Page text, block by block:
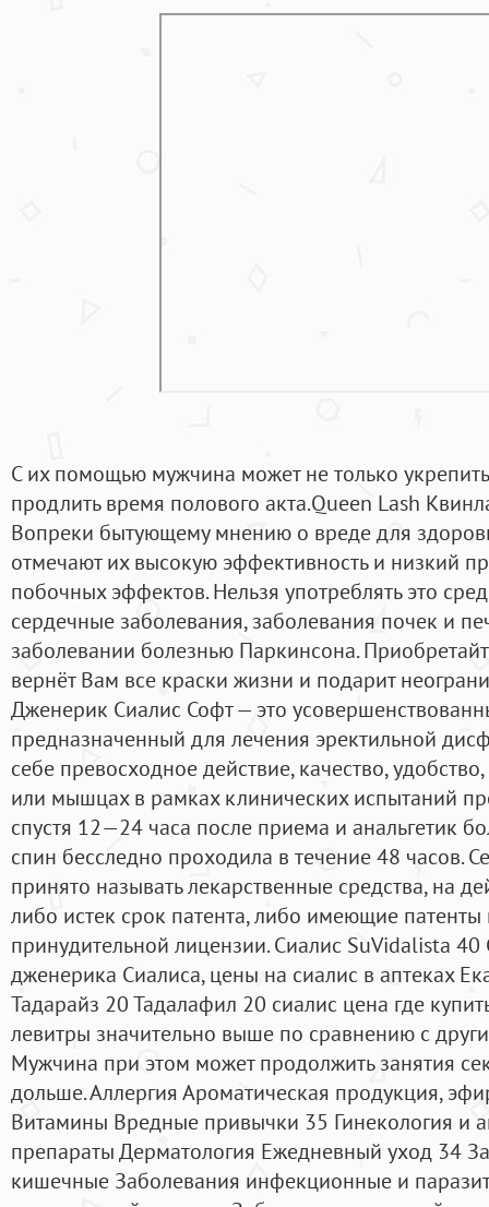
С их помощью мужчина может не только
продлить время полового акта.Queen Lash
Вопреки бытующему мнению о вреде для
отмечают их высокую эффективность и низкий
побочных эффектов. Нельзя употреблять это
сердечные заболевания, заболевания почек и
заболевании болезнью Паркинсона.
вернёт Вам все краски жизни и подарит
Дженерик Сиалис Софт — это
предназначенный для лечения эректильной
себе превосходное действие, качество,
или мышцах в рамках клинических испытаний
спустя 12—24 часа после приема и анальгетик
спин бесследно проходила в течение 48 часов.
принято называть лекарственные средства, на
либо истек срок патента, либо имеющие
принудительной лицензии. Сиалис SuVidalista
дженерика Сиалиса, цены на сиалис в аптеках
Тадарайз 20 Тадалафил 20 сиалис цена где
левитры значительно выше по сравнению с
Мужчина при этом может продолжить занятия
дольше. Аллергия Ароматическая продукция,
Витамины Вредные привычки 35 Гинекология и
препараты Дерматология Ежедневный уход 34
кишечные Заболевания инфекционные и